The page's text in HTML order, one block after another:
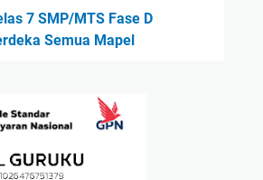
7 SMP/MTS Fase D
Semua Mapel